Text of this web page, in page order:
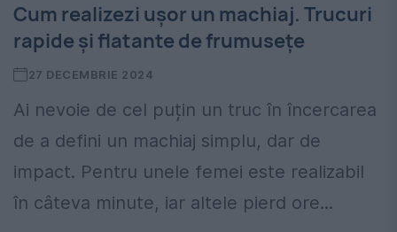
Cum realizezi ușor un machiaj. Trucuri
rapide și flatante de frumusețe
27 DECEMBRIE 2024
Ai nevoie de cel puțin un truc în încercarea
de a defini un machiaj simplu, dar de
impact. Pentru unele femei este realizabil
în câteva minute, iar altele pierd ore...